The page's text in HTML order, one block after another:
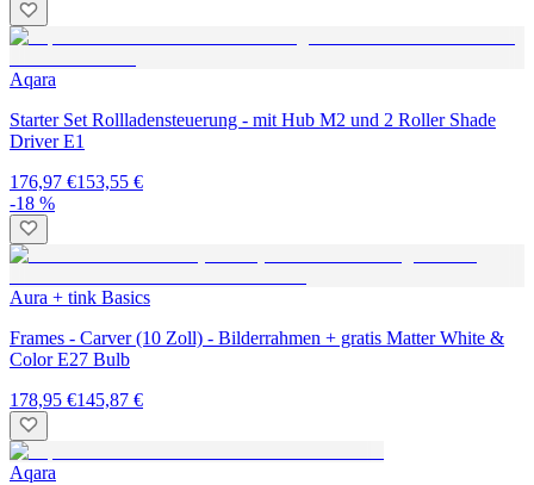
Aqara
Starter Set Rollladensteuerung - mit Hub M2 und 2 Roller Shade
Driver E1
176,97 €153,55 €
-18 %
Aura + tink Basics
Frames - Carver (10 Zoll) - Bilderrahmen + gratis Matter White &
Color E27 Bulb
178,95 €145,87 €
Aqara